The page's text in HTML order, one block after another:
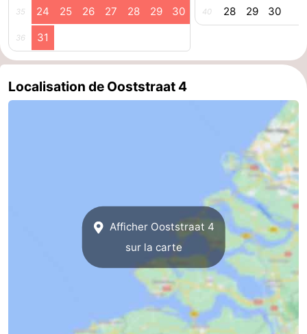
Zwin
Contact
35 24 25 26 27 28 29 30
36 31
40 28 29 30
Localisation de Ooststraat 4
Afficher Ooststraat 4
sur la carte